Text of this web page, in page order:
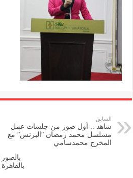
السابق
شاهد .. أول صور من جلسات عمل
مسلسل محمد رمضان “البرنس“ مع
المخرج محمدسامي
بالصور